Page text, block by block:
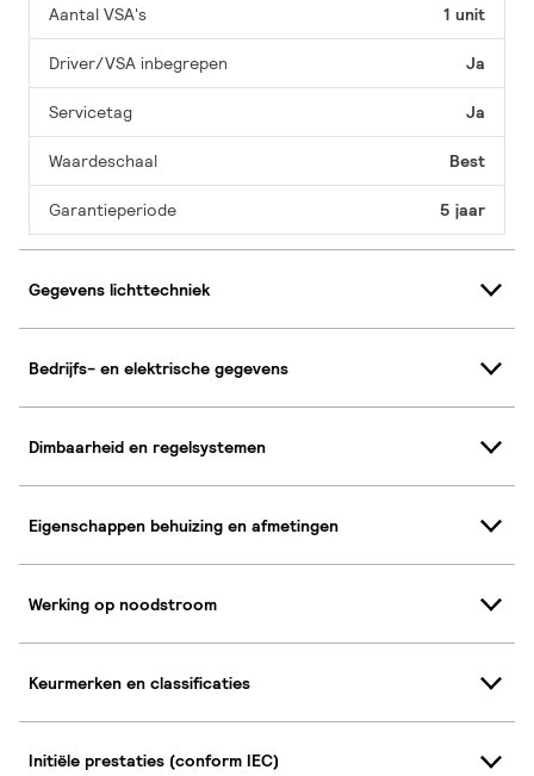
Aantal VSA's 1 unit
Driver/VSA inbegrepen Ja
Servicetag Ja
Waardeschaal Best
Garantieperiode 5 jaar
Gegevens lichttechniek
Bedrijfs- en elektrische gegevens
Dimbaarheid en regelsystemen
Eigenschappen behuizing en afmetingen
Werking op noodstroom
Keurmerken en classificaties
Initiële prestaties (conform IEC)